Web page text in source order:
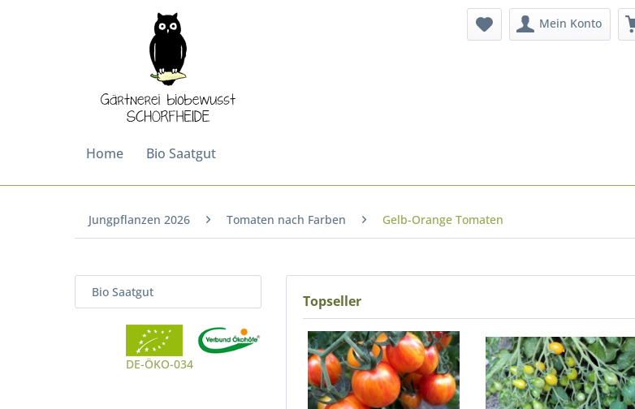
Mein Konto
Home Bio Saatgut
Jungpflanzen 2026 Tomaten nach Farben Gelb-Orange Tomaten
Bio Saatgut
DE-ÖKO-034
Topseller